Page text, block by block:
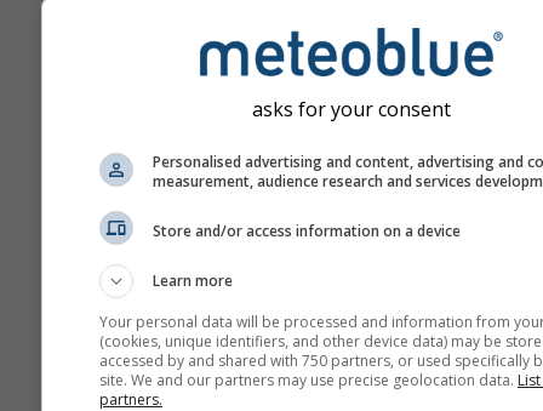
Více údajů o počasí
Porovnání let
Archiv počasí
asks for your consent
Personalised advertising and content, advertising and
measurement, audience research and services
Store and/or access information on a device
Learn more
Your personal data will be processed and information from
(cookies, unique identifiers, and other device data) may be
accessed by and shared with 750 partners, or used specifically
site. We and our partners may use precise geolocation data.
partners.